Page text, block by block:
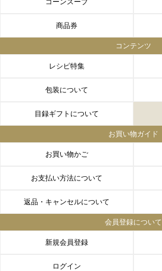
商品券
コンテンツ
レシピ特集
包装について
目録ギフトについて
お買い物ガイド
お買い物かご
お支払い方法について
返品・キャンセルについて
会員登録について
新規会員登録
ログイン